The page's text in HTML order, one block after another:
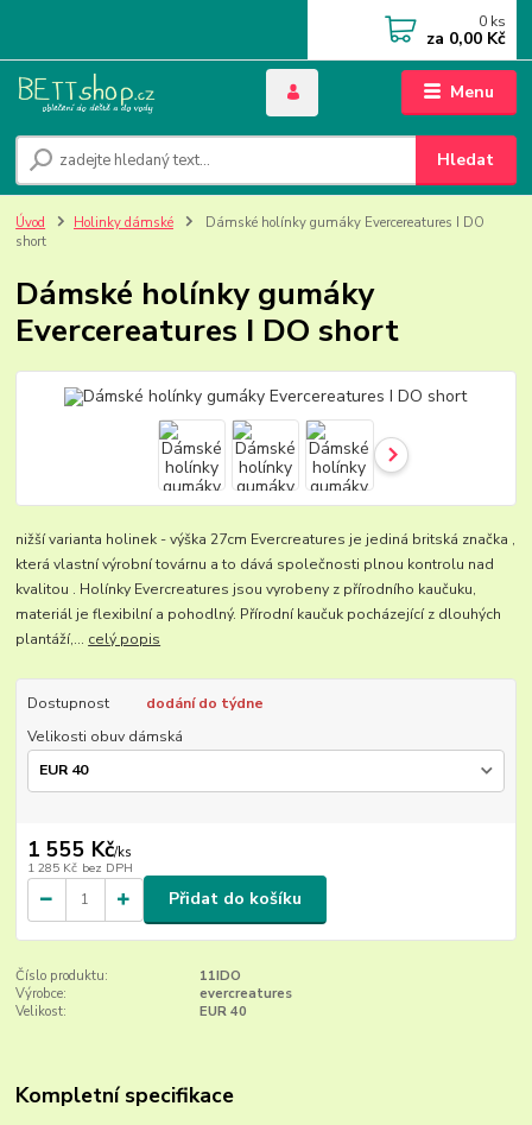
Menu
Hledat
0 ks
za 0,00 Kč
Úvod Holinky dámské
Dámské holínky gumáky Evercereatures I DO
short
Dámské holínky gumáky
Evercereatures I DO short
nižší varianta holinek - výška 27cm Evercreatures je jediná britská značka ,
která vlastní výrobní továrnu a to dává společnosti plnou kontrolu nad
kvalitou . Holínky Evercreatures jsou vyrobeny z přírodního kaučuku,
materiál je flexibilní a pohodlný. Přírodní kaučuk pocházející z dlouhých
plantáží,... celý popis
Dostupnost
dodání do týdne
Velikosti obuv dámská
1 555 Kč/ks
1 285 Kč bez DPH
Přidat do košíku
Číslo produktu:
11IDO
Výrobce:
evercreatures
Velikost:
EUR 40
Kompletní specifikace